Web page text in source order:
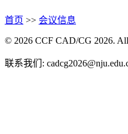
首页 >> 会议信息
© 2026 CCF CAD/CG 2026. All
联系我们: